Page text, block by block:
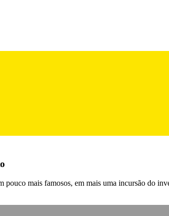
mais famosos, em mais uma incursão do